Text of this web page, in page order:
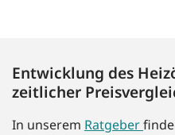
Entwicklung des
zeitlicher
In unserem Ratgeber